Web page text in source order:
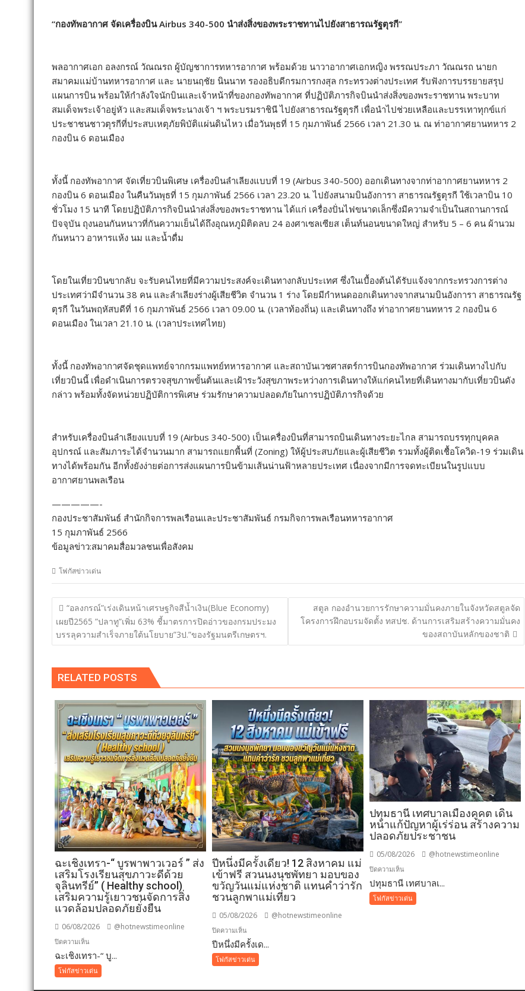
“กองทัพอากาศ จัดเครื่องบิน Airbus 340-500 นำส่งสิ่งของพระราชทานไปยังสาธารณรัฐตุรกี”
พลอากาศเอก อลงกรณ์ วัณณรถ ผู้บัญชาการทหารอากาศ พร้อมด้วย นาวาอากาศเอกหญิง พรรณประภา วัณณรถ นายก
สมาคมแม่บ้านทหารอากาศ และ นายนฤชัย นินนาท รองอธิบดีกรมการกงสุล กระทรวงต่างประเทศ รับฟังการบรรยายสรุป
แผนการบิน พร้อมให้กำลังใจนักบินและเจ้าหน้าที่ของกองทัพอากาศ ที่ปฏิบัติภารกิจบินนำส่งสิ่งของพระราชทาน พระบาท
สมเด็จพระเจ้าอยู่หัว และสมเด็จพระนางเจ้า ฯ พระบรมราชินี ไปยังสาธารณรัฐตุรกี เพื่อนำไปช่วยเหลือและบรรเทาทุกข์แก่
ประชาชนชาวตุรกีที่ประสบเหตุภัยพิบัติแผ่นดินไหว เมื่อวันพุธที่ 15 กุมภาพันธ์ 2566 เวลา 21.30 น. ณ ท่าอากาศยานทหาร 2
กองบิน 6 ดอนเมือง
ทั้งนี้ กองทัพอากาศ จัดเที่ยวบินพิเศษ เครื่องบินลำเลียงแบบที่ 19 (Airbus 340-500) ออกเดินทางจากท่าอากาศยานทหาร 2
กองบิน 6 ดอนเมือง ในคืนวันพุธที่ 15 กุมภาพันธ์ 2566 เวลา 23.20 น. ไปยังสนามบินอังการา สาธารณรัฐตุรกี ใช้เวลาบิน 10
ชั่วโมง 15 นาที โดยปฏิบัติภารกิจบินนำส่งสิ่งของพระราชทาน ได้แก่ เครื่องปั่นไฟขนาดเล็กซึ่งมีความจำเป็นในสถานการณ์
ปัจจุบัน ถุงนอนกันหนาวที่กันความเย็นได้ถึงอุณหภูมิติดลบ 24 องศาเซลเซียส เต็นท์นอนขนาดใหญ่ สำหรับ 5 – 6 คน ผ้านวม
กันหนาว อาหารแห้ง นม และน้ำดื่ม
โดยในเที่ยวบินขากลับ จะรับคนไทยที่มีความประสงค์จะเดินทางกลับประเทศ ซึ่งในเบื้องต้นได้รับแจ้งจากกระทรวงการต่าง
ประเทศว่ามีจำนวน 38 คน และลำเลียงร่างผู้เสียชีวิต จำนวน 1 ร่าง โดยมีกำหนดออกเดินทางจากสนามบินอังการา สาธารณรัฐ
ตุรกี ในวันพฤหัสบดีที่ 16 กุมภาพันธ์ 2566 เวลา 09.00 น. (เวลาท้องถิ่น) และเดินทางถึง ท่าอากาศยานทหาร 2 กองบิน 6
ดอนเมือง ในเวลา 21.10 น. (เวลาประเทศไทย)
ทั้งนี้ กองทัพอากาศจัดชุดแพทย์จากกรมแพทย์ทหารอากาศ และสถาบันเวชศาสตร์การบินกองทัพอากาศ ร่วมเดินทางไปกับ
เที่ยวบินนี้ เพื่อดำเนินการตรวจสุขภาพขั้นต้นและเฝ้าระวังสุขภาพระหว่างการเดินทางให้แก่คนไทยที่เดินทางมากับเที่ยวบินดัง
กล่าว พร้อมทั้งจัดหน่วยปฏิบัติการพิเศษ ร่วมรักษาความปลอดภัยในการปฏิบัติภารกิจด้วย
สำหรับเครื่องบินลำเลียงแบบที่ 19 (Airbus 340-500) เป็นเครื่องบินที่สามารถบินเดินทางระยะไกล สามารถบรรทุกบุคคล
อุปกรณ์ และสัมภาระได้จำนวนมาก สามารถแยกพื้นที่ (Zoning) ให้ผู้ประสบภัยและผู้เสียชีวิต รวมทั้งผู้ติดเชื้อโควิด-19 ร่วมเดิน
ทางได้พร้อมกัน อีกทั้งยังง่ายต่อการส่งแผนการบินข้ามเส้นน่านฟ้าหลายประเทศ เนื่องจากมีการจดทะเบียนในรูปแบบ
อากาศยานพลเรือน
—————-
กองประชาสัมพันธ์ สำนักกิจการพลเรือนและประชาสัมพันธ์ กรมกิจการพลเรือนทหารอากาศ
15 กุมภาพันธ์ 2566
ข้อมูลข่าว:สมาคมสื่อมวลชนเพื่อสังคม
โฟกัสข่าวเด่น
แนะแนว
เรื่อง
“อลงกรณ์”เร่งเดินหน้าเศรษฐกิจสีน้ำเงิน(Blue Economy)
เผยปี2565 ”ปลาทู”เพิ่ม 63% ชี้มาตรการปิดอ่าวของกรมประมง
บรรลุความสำเร็จภายใต้นโยบาย”3ป.”ของรัฐมนตรีเกษตรฯ.
สตูล กองอำนวยการรักษาความมั่นคงภายในจังหวัดสตูลจัด
โครงการฝึกอบรมจัดตั้ง ทสปช. ด้านการเสริมสร้างความมั่นคง
ของสถาบันหลักของชาติ
RELATED POSTS
ฉะเชิงเทรา-​“ บูรพาพาวเวอร์ ” ส่ง
เสริมโรงเรียนสุขภาวะดีด้วย
จุลินทรีย์” ( Healthy school)
เสริมความรู้เยาวชนจัดการสิ่ง
แวดล้อมปลอดภัยยั่งยืน
06/08/2026 @hotnewstimeonline
ปิดความเห็น
ฉะเชิงเทรา-​
“
บูร
ฉะเชิงเทรา-​“ บู...
โฟกัสข่าวเด่น
ปีหนึ่งมีครั้งเดียว! 12 สิงหาคม แม่
เข้าฟรี สวนนงนุชพัทยา มอบของ
ขวัญวันแม่แห่งชาติ แทนคำว่ารัก
ชวนลูกพาแม่เที่ยว
05/08/2026 @hotnewstimeonline
ปิดความเห็น
ปี
หนึ่ง
มี
ปีหนึ่งมีครั้งเด...
โฟกัสข่าวเด่น
ปทุมธานี เทศบาลเมืองคูคต เดิน
หน้าแก้ปัญหาผู้เร่ร่อน สร้างความ
ปลอดภัยประชาชน
05/08/2026 @hotnewstimeonline
ปิดความเห็น
ปทุมธานี
เทศบาล
เมือง
ปทุมธานี เทศบาลเ...
โฟกัสข่าวเด่น